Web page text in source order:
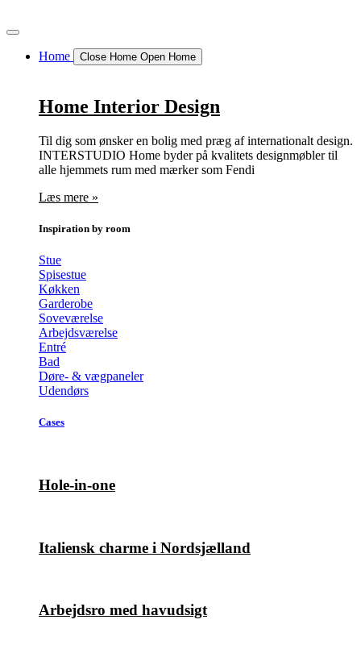
til
Home
Close Home Open Home
Home Interior Design
Til dig som ønsker en bolig med præg af internationalt design.
INTERSTUDIO Home byder på kvalitets designmøbler til
alle hjemmets rum med mærker som Fendi
Læs mere »
Inspiration by room
Stue
Spisestue
Køkken
Garderobe
Soveværelse
Arbejdsværelse
Entré
Bad
Døre- & vægpaneler
Udendørs
Cases
Hole-in-one
Italiensk charme i Nordsjælland
Arbejdsro med havudsigt